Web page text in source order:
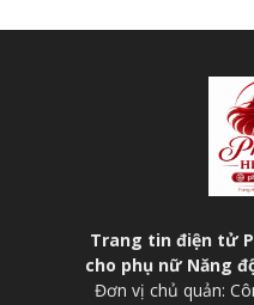
Trang tin điện tử
cho phụ nữ Năng
Đơn vị chủ quản: